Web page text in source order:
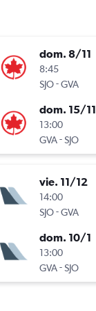
dom. 8/11
8:45
SJO-GVA
dom. 15/11
13:00
GVA-SJO
vie. 11/12
14:00
SJO-GVA
dom. 10/1
13:00
GVA-SJO